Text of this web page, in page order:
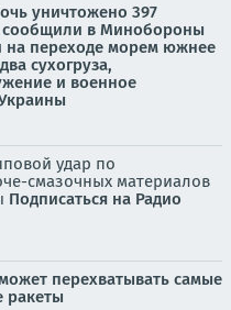
уничтожено 397
сообщили в Минобороны
переходе морем южнее
сухогруза,
и военное
удар по
смазочных материалов
Подписаться на Радио
перехватывать самые
ракеты